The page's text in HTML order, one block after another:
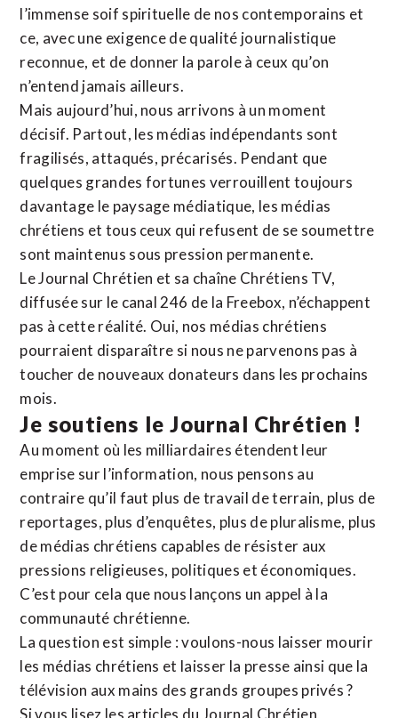
l’immense soif spirituelle de nos contemporains et
ce, avec une exigence de qualité journalistique
reconnue, et de donner la parole à ceux qu’on
n’entend jamais ailleurs.
Mais aujourd’hui, nous arrivons à un moment
décisif. Partout, les médias indépendants sont
fragilisés, attaqués, précarisés. Pendant que
quelques grandes fortunes verrouillent toujours
davantage le paysage médiatique, les médias
chrétiens et tous ceux qui refusent de se soumettre
sont maintenus sous pression permanente.
Le Journal Chrétien et sa chaîne Chrétiens TV,
diffusée sur le canal 246 de la Freebox, n’échappent
pas à cette réalité. Oui, nos médias chrétiens
pourraient disparaître si nous ne parvenons pas à
toucher de nouveaux donateurs dans les prochains
mois.
Je soutiens le Journal Chrétien !
Au moment où les milliardaires étendent leur
emprise sur l’information, nous pensons au
contraire qu’il faut plus de travail de terrain, plus de
reportages, plus d’enquêtes, plus de pluralisme, plus
de médias chrétiens capables de résister aux
pressions religieuses, politiques et économiques.
C’est pour cela que nous lançons un appel à la
communauté chrétienne.
La question est simple : voulons-nous laisser mourir
les médias chrétiens et laisser la presse ainsi que la
télévision aux mains des grands groupes privés ?
Si vous lisez les articles du Journal Chrétien,